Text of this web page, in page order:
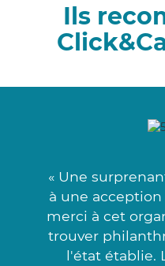
Ils
« Une
à une
merci à cet
trouver
l'état établie.